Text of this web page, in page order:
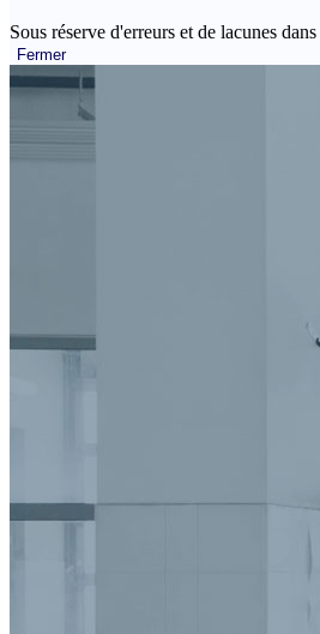
Sous réserve d'erreurs et de lacunes
Fermer